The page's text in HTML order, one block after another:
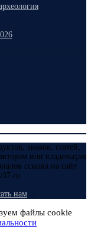
знаков, статей,
или владельцам
ссылка на сайт
нам
файлы cookie